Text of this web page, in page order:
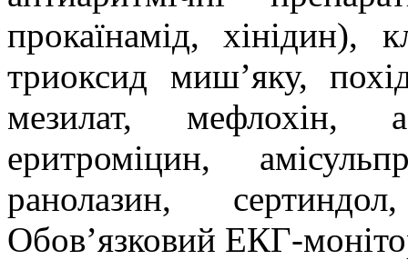
прокаїнамід, хінідин),
триоксид мишʼяку,
мезилат, мефлохін,
еритроміцин,
ранолазин, сертиндол
Обов’язковий ЕКГ-